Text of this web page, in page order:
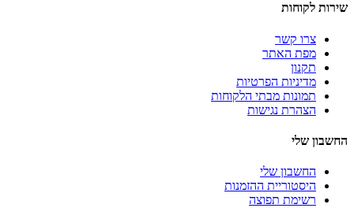
שירות לקוחות
צרו קשר
מפת האתר
תקנון
מדיניות הפרטיות
תמונות מבתי הלקוחות
הצהרת נגישות
החשבון שלי
החשבון שלי
היסטוריית ההזמנות
רשימת תפוצה